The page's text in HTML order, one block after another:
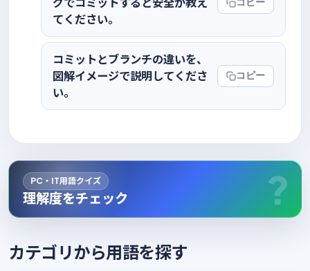
てください。
コピー
コミットとブランチの違いを、
図解イメージで説明してくださ
い。
コピー
PC・IT用語クイズ
理解度をチェック
カテゴリから用語を探す